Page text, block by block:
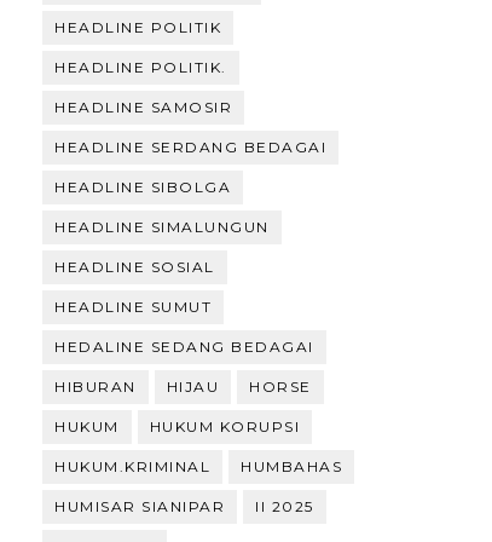
HEADLINE POLITIK
HEADLINE POLITIK.
HEADLINE SAMOSIR
HEADLINE SERDANG BEDAGAI
HEADLINE SIBOLGA
HEADLINE SIMALUNGUN
HEADLINE SOSIAL
HEADLINE SUMUT
HEDALINE SEDANG BEDAGAI
HIBURAN HIJAU HORSE
HUKUM HUKUM KORUPSI
HUKUM.KRIMINAL HUMBAHAS
HUMISAR SIANIPAR II 2025